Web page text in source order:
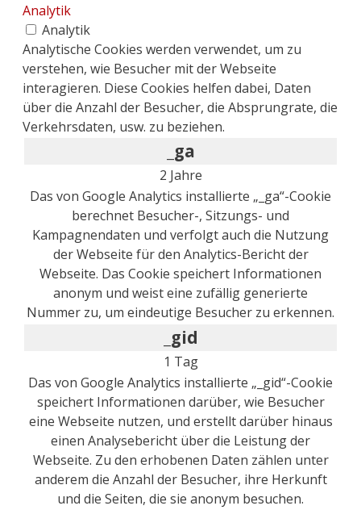
Analytik
Analytik
Analytische Cookies werden verwendet, um zu
verstehen, wie Besucher mit der Webseite
interagieren. Diese Cookies helfen dabei, Daten
über die Anzahl der Besucher, die Absprungrate, die
Verkehrsdaten, usw. zu beziehen.
_ga
2 Jahre
Das von Google Analytics installierte „_ga“-Cookie
berechnet Besucher-, Sitzungs- und
Kampagnendaten und verfolgt auch die Nutzung
der Webseite für den Analytics-Bericht der
Webseite. Das Cookie speichert Informationen
anonym und weist eine zufällig generierte
Nummer zu, um eindeutige Besucher zu erkennen.
_gid
1 Tag
Das von Google Analytics installierte „_gid“-Cookie
speichert Informationen darüber, wie Besucher
eine Webseite nutzen, und erstellt darüber hinaus
einen Analysebericht über die Leistung der
Webseite. Zu den erhobenen Daten zählen unter
anderem die Anzahl der Besucher, ihre Herkunft
und die Seiten, die sie anonym besuchen.